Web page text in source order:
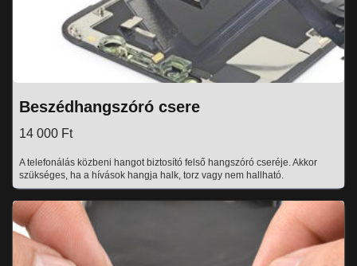
Beszédhangszóró csere
14 000 Ft
A telefonálás közbeni hangot biztosító felső hangszóró cseréje. Akkor
szükséges, ha a hívások hangja halk, torz vagy nem hallható.